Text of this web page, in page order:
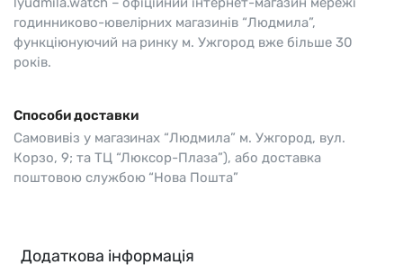
годинниково-ювелірних магазинів “Людмила”,
функціюнуючий на ринку м. Ужгород вже більше 30
років.
Способи доставки
Самовивіз у магазинах “Людмила” м. Ужгород, вул.
Корзо, 9; та ТЦ “Люксор-Плаза”), або доставка
поштовою службою “Нова Пошта”
Додаткова інформація